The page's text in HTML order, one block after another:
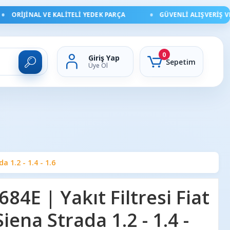
ORIJINAL VE KALITELI YEDEK PARÇA GÜVENLI ALIŞVERIŞ VE
Giriş Yap
Üye Ol
0
Sepetim
1.2 - 1.4 - 1.6
| Yakıt Filtresi Fiat
Strada 1.2 - 1.4 -